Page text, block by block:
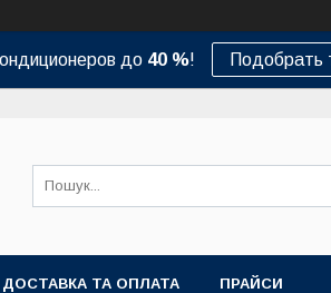
до 40 %! Подобрать
ДОСТАВКА ТА ОПЛАТА ПРАЙСИ